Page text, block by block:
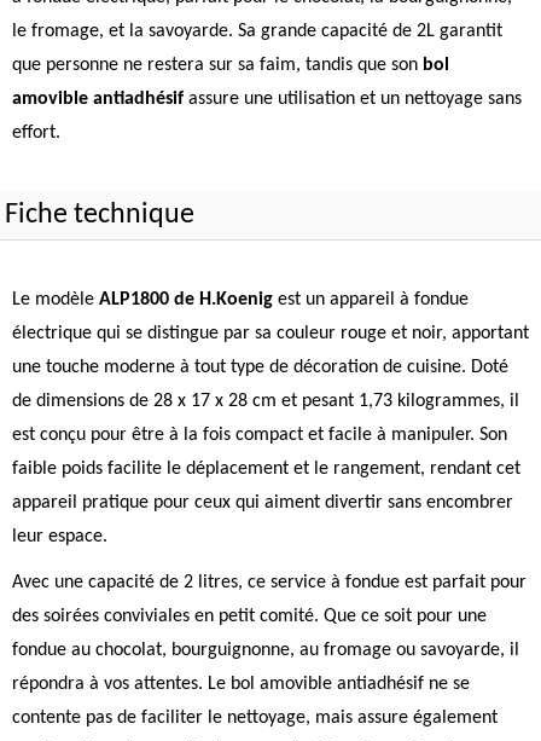
le fromage, et la savoyarde. Sa grande capacité de 2L garantit
que personne ne restera sur sa faim, tandis que son bol
amovible antiadhésif assure une utilisation et un nettoyage sans
effort.
Fiche technique
Le modèle ALP1800 de H.Koenig est un appareil à fondue
électrique qui se distingue par sa couleur rouge et noir, apportant
une touche moderne à tout type de décoration de cuisine. Doté
de dimensions de 28 x 17 x 28 cm et pesant 1,73 kilogrammes, il
est conçu pour être à la fois compact et facile à manipuler. Son
faible poids facilite le déplacement et le rangement, rendant cet
appareil pratique pour ceux qui aiment divertir sans encombrer
leur espace.
Avec une capacité de 2 litres, ce service à fondue est parfait pour
des soirées conviviales en petit comité. Que ce soit pour une
fondue au chocolat, bourguignonne, au fromage ou savoyarde, il
répondra à vos attentes. Le bol amovible antiadhésif ne se
contente pas de faciliter le nettoyage, mais assure également